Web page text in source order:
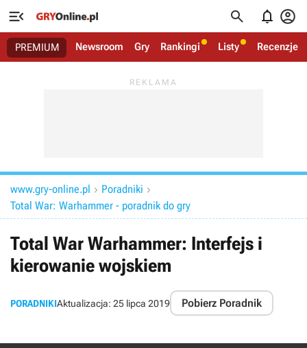
   
PREMIUM Newsroom Gry Rankingi Listy Recenzje
www.gry-online.pl  Poradniki 
Total War: Warhammer - poradnik do gry
Total War Warhammer: Interfejs i
kierowanie wojskiem
PORADNIKIAktualizacja: 25 lipca 2019 Pobierz Poradnik